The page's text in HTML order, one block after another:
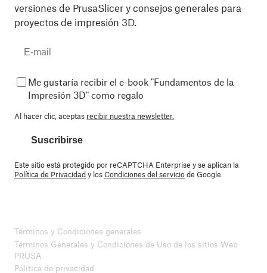
versiones de PrusaSlicer y consejos generales para
proyectos de impresión 3D.
Me gustaría recibir el e-book "Fundamentos de la
Impresión 3D" como regalo
Al hacer clic, aceptas recibir nuestra newsletter.
Suscribirse
Este sitio está protegido por reCAPTCHA Enterprise y se aplican la
Política de Privacidady losCondiciones del serviciode Google.
Términos y Condiciones generales
Términos Generales y Condiciones de Uso de los sitios Web
PRUSA
Política de privacidad